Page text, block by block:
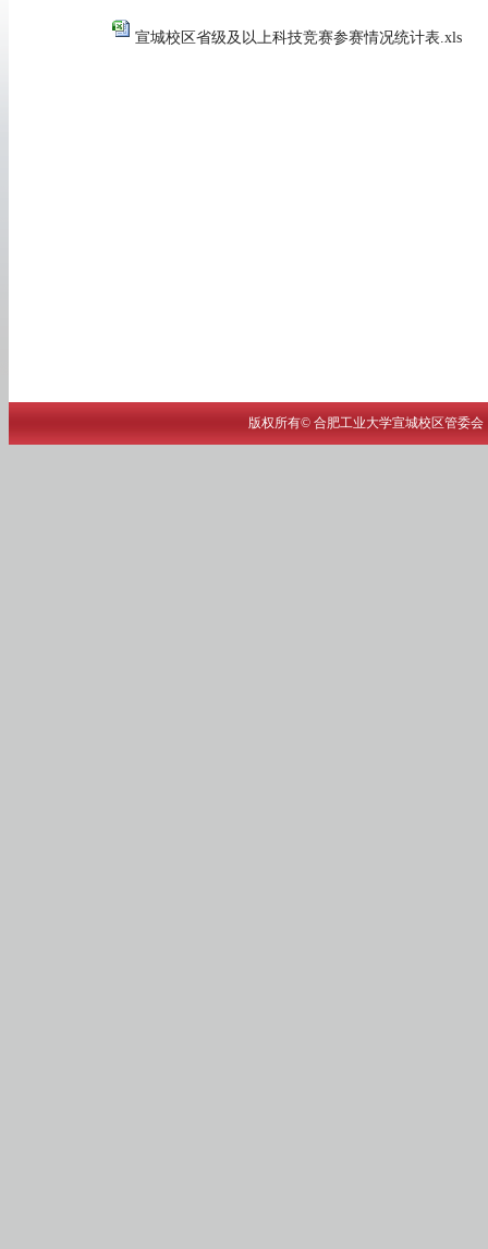
宣城校区省级及以上科技竞赛参赛情况统计表.xls
版权所有© 合肥工业大学宣城校区管委